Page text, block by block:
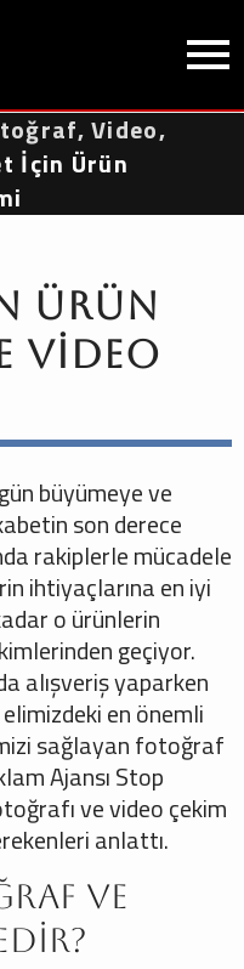
Video,
İçin Ürün
Ürün
Video
büyümeye ve
son derece
rakiplerle mücadele
ihtiyaçlarına en iyi
o ürünlerin
geçiyor.
alışveriş yaparken
en önemli
sağlayan fotoğraf
Ajansı Stop
ve video çekim
anlattı.
ve